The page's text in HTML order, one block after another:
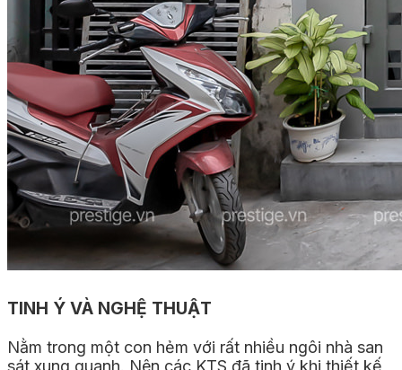
TINH Ý VÀ NGHỆ THUẬT
Nằm trong một con hẻm với rất nhiều ngôi nhà san
sát xung quanh. Nên các KTS đã tinh ý khi thiết kế